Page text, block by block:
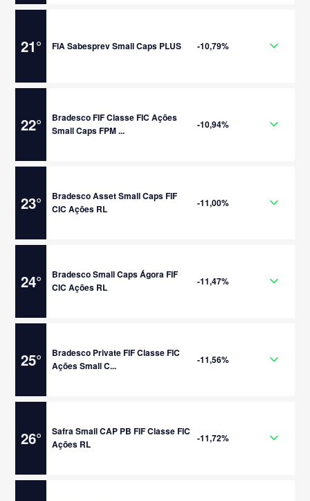
21° FIA Sabesprev Small Caps PLUS -10,79%
22°
Bradesco FIF Classe FIC Ações
Small Caps FPM ...
-10,94%
23°
Bradesco Asset Small Caps FIF
CIC Ações RL
-11,00%
24°
Bradesco Small Caps Ágora FIF
CIC Ações RL
-11,47%
25°
Bradesco Private FIF Classe FIC
Ações Small C...
-11,56%
26°
Safra Small CAP PB FIF Classe FIC
Ações RL
-11,72%